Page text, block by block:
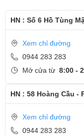
HN : Số 6 Hồ Tùng
Xem chỉ đường
0944 283 283
Mở cửa từ 8:00 -
HN : 58 Hoàng Cầu -
Xem chỉ đường
0944 283 283